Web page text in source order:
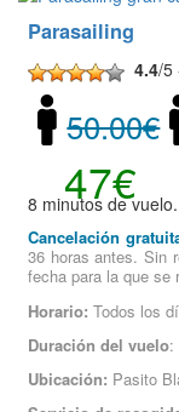
Parasailing
4.4/
50.00€
47€
8 minutos de vuelo.
Cancelación
36 horas antes. Sin
fecha para la que se
Horario:Todos los
Duración del vuelo:
Ubicación: Pasito